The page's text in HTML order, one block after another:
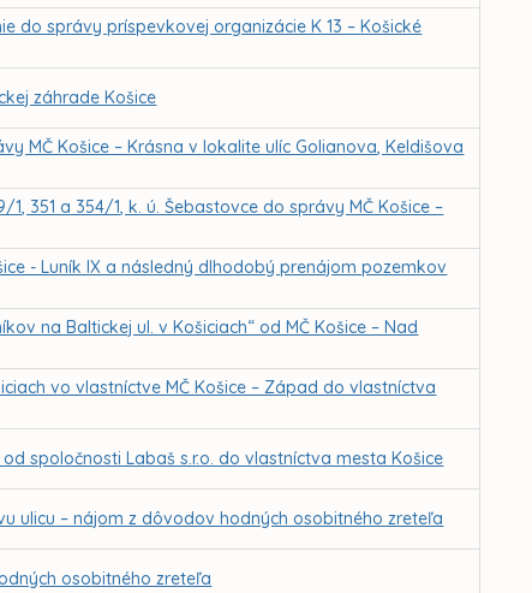
do správy príspevkovej organizácie K 13 – Košické
záhrade Košice
MČ Košice – Krásna v lokalite ulíc Golianova, Keldišova
351 a 354/1, k. ú. Šebastovce do správy MČ Košice –
- Luník IX a následný dlhodobý prenájom pozemkov
na Baltickej ul. v Košiciach“ od MČ Košice – Nad
vo vlastníctve MČ Košice – Západ do vlastníctva
spoločnosti Labaš s.r.o. do vlastníctva mesta Košice
ulicu – nájom z dôvodov hodných osobitného zreteľa
osobitného zreteľa